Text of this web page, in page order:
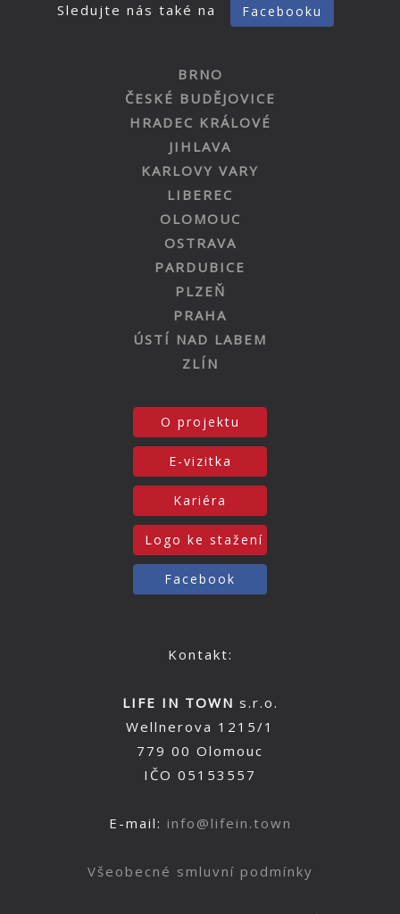
Sledujte nás také na Facebooku
BRNO
ČESKÉ BUDĚJOVICE
HRADEC KRÁLOVÉ
JIHLAVA
KARLOVY VARY
LIBEREC
OLOMOUC
OSTRAVA
PARDUBICE
PLZEŇ
PRAHA
ÚSTÍ NAD LABEM
ZLÍN
O projektu
E-vizitka
Kariéra
Logo ke stažení
Facebook
Kontakt:
LIFE IN TOWN s.r.o.
Wellnerova 1215/1
779 00 Olomouc
IČO 05153557
E-mail: info@lifein.town
Všeobecné smluvní podmínky